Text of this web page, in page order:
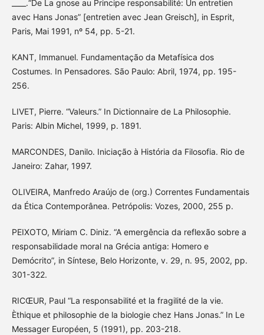
____.“De La gnose au Principe responsabilité: Un entretien
avec Hans Jonas” [entretien avec Jean Greisch], in Esprit,
Paris, Mai 1991, nº 54, pp. 5-21.
KANT, Immanuel. Fundamentação da Metafísica dos
Costumes. In Pensadores. São Paulo: Abril, 1974, pp. 195-
256.
LIVET, Pierre. “Valeurs.” In Dictionnaire de La Philosophie.
Paris: Albin Michel, 1999, p. 1891.
MARCONDES, Danilo. Iniciação à História da Filosofia. Rio de
Janeiro: Zahar, 1997.
OLIVEIRA, Manfredo Araújo de (org.) Correntes Fundamentais
da Ética Contemporânea. Petrópolis: Vozes, 2000, 255 p.
PEIXOTO, Miriam C. Diniz. “A emergência da reflexão sobre a
responsabilidade moral na Grécia antiga: Homero e
Demócrito”, in Síntese, Belo Horizonte, v. 29, n. 95, 2002, pp.
301-322.
RICŒUR, Paul “La responsabilité et la fragilité de la vie.
Èthique et philosophie de la biologie chez Hans Jonas.” In Le
Messager Européen, 5 (1991), pp. 203-218.